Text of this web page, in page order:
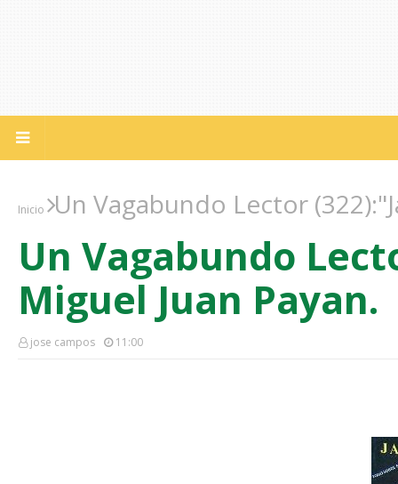
Inicio Un Vagabundo Lector
Un Vagabundo
Miguel Juan Payan.
jose campos 11:00